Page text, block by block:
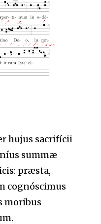
hujus sacrifícii
summæ
præsta,
cognóscimus
moribus